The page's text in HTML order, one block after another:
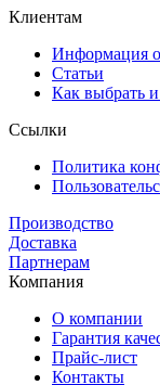
Клиентам
Информация
Статьи
Как выбрать
Ссылки
Политика
Производство
Доставка
Партнерам
Компания
О компании
Гарантия
Прайс-лист
Контакты